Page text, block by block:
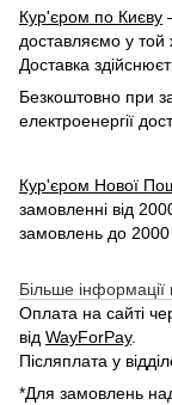
Кур'єром по Києву
доставляємо у той
Доставка
Безкоштовно при
електроенергії
Кур'єром Нової
замовленні від
замовлень до 2000
Більше інформації
Оплата на сайті
від WayForPay.
Післяплата у
*Для замовлень